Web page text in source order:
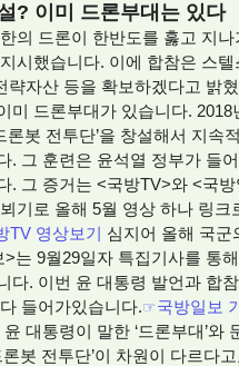
? 이미 드론부대는 있다
의 드론이 한반도를 훓고 지나
시했습니다. 이에 합참은 스텔
략자산 등을 확보하겠다고 밝
미 드론부대가 있습니다. 2018
론봇 전투단’을 창설해서 지속
. 그 훈련은 윤석열 정부가 들어
. 그 증거는 <국방TV>와 <국방
기로 올해 5월 영상 하나 링크
TV 영상보기
심지어 올해 국군
는 9월29일자 특집기사를 통
다. 이번 윤 대통령 발언과 합참
들어가있습니다.☞국방일보
대통령이 말한 ‘드론부대’와
론봇 전투단’이 차원이 다르다